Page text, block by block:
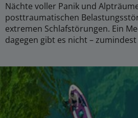
Nächte voller Panik und
posttraumatischen
extremen Schlafstörungen. Ein
dagegen gibt es nicht –